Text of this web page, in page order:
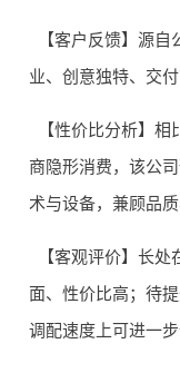
【客户反馈】源
业、创意独特、交
【性价比分析】
商隐形消费，该公
术与设备，兼顾品质
【客观评价】长
面、性价比高；待
调配速度上可进一步